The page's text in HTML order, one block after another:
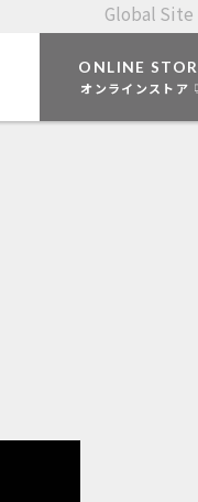
ONLINE
オンラインストア
Global Site